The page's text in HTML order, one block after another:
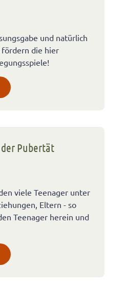
und natürlich
fördern die hier
Pubertät
viele Teenager unter
Eltern - so
Teenager herein und